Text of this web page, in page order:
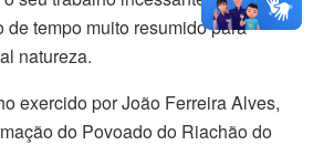
de tempo muito resumido para
natureza.
exercido por João Ferreira Alves,
do Povoado do Riachão do